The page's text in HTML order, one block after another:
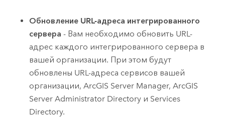
Обновление URL-адреса интегрированного
сервера - Вам необходимо обновить URL-
адрес каждого интегрированного сервера в
вашей организации. При этом будут
обновлены URL-адреса сервисов вашей
организации,ArcGIS Server Manager, ArcGIS
Server Administrator Directory и Services
Directory.